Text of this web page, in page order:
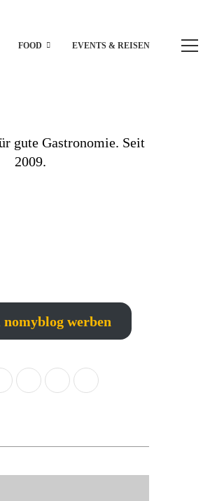
FOOD EVENTS & REISEN
gute Gastronomie. Seit
2009.
nomyblog werben